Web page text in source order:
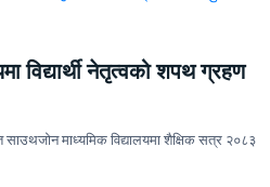
विद्यार्थी नेतृत्वको शपथ ग्रहण
माध्यमिक विद्यालयमा शैक्षिक सत्र २०८३